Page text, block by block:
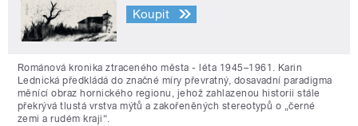
Koupit
Románová kronika ztraceného města - léta 1945–1961. Karin
Lednická předkládá do značné míry převratný, dosavadní paradigma
měnící obraz hornického regionu, jehož zahlazenou historii stále
překrývá tlustá vrstva mýtů a zakořeněných stereotypů o „černé
zemi a rudém kraji“.